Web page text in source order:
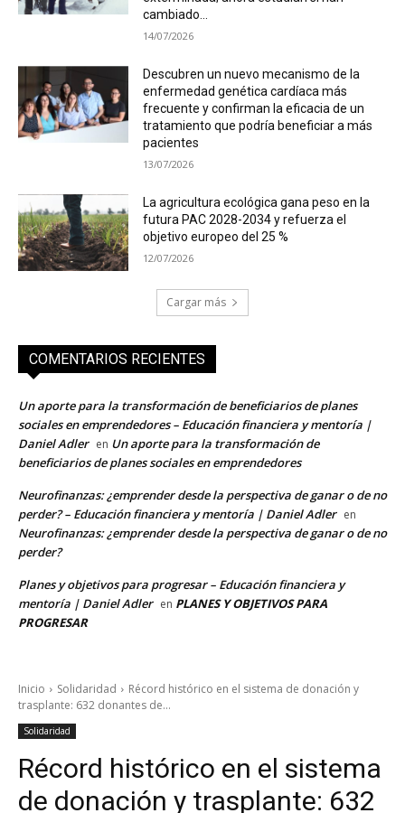
cambiado...
14/07/2026
Descubren un nuevo mecanismo de la
enfermedad genética cardíaca más
frecuente y confirman la eficacia de un
tratamiento que podría beneficiar a más
pacientes
13/07/2026
La agricultura ecológica gana peso en la
futura PAC 2028-2034 y refuerza el
objetivo europeo del 25 %
12/07/2026
Cargar más
COMENTARIOS RECIENTES
Un aporte para la transformación de beneficiarios de planes
sociales en emprendedores – Educación financiera y mentoría |
Daniel Adler en Un aporte para la transformación de
beneficiarios de planes sociales en emprendedores
Neurofinanzas: ¿emprender desde la perspectiva de ganar o de no
perder? – Educación financiera y mentoría | Daniel Adler en
Neurofinanzas: ¿emprender desde la perspectiva de ganar o de no
perder?
Planes y objetivos para progresar – Educación financiera y
mentoría | Daniel Adler en PLANES Y OBJETIVOS PARA
PROGRESAR